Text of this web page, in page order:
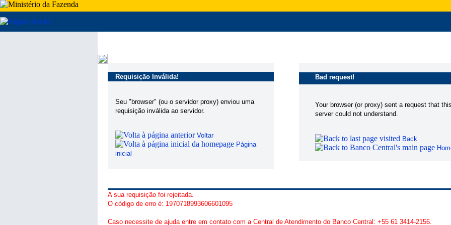
Requisição Inválida!
Seu "browser" (ou o servidor proxy) enviou uma
requisição inválida ao servidor.
Voltar
Página
inicial
Bad request!
Your browser (or proxy) sent a request that
server could not understand.
Back
A sua requisição foi rejeitada.
O código de erro é: 1970718993606601095
Caso necessite de ajuda entre em contato com a Central de Atendimento do Banco Central: +55 61 3414-2156.